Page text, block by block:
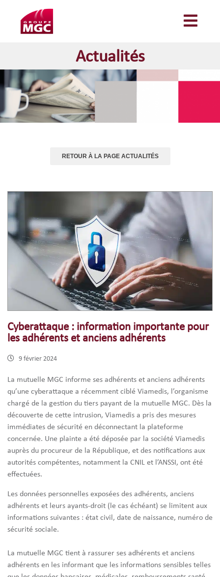
Actualités
RETOUR À LA PAGE ACTUALITÉS
Cyberattaque : information importante pour
les adhérents et anciens adhérents
9 février 2024
La mutuelle MGC informe ses adhérents et anciens adhérents
qu’une cyberattaque a récemment ciblé Viamedis, l’organisme
chargé de la gestion du tiers payant de la mutuelle MGC. Dès la
découverte de cette intrusion, Viamedis a pris des mesures
immédiates de sécurité en déconnectant la plateforme
concernée. Une plainte a été déposée par la société Viamedis
auprès du procureur de la République, et des notifications aux
autorités compétentes, notamment la CNIL et l’ANSSI, ont été
effectuées.
Les données personnelles exposées des adhérents, anciens
adhérents et leurs ayants-droit (le cas échéant) se limitent aux
informations suivantes : état civil, date de naissance, numéro de
sécurité sociale.
La mutuelle MGC tient à rassurer ses adhérents et anciens
adhérents en les informant que les informations sensibles telles